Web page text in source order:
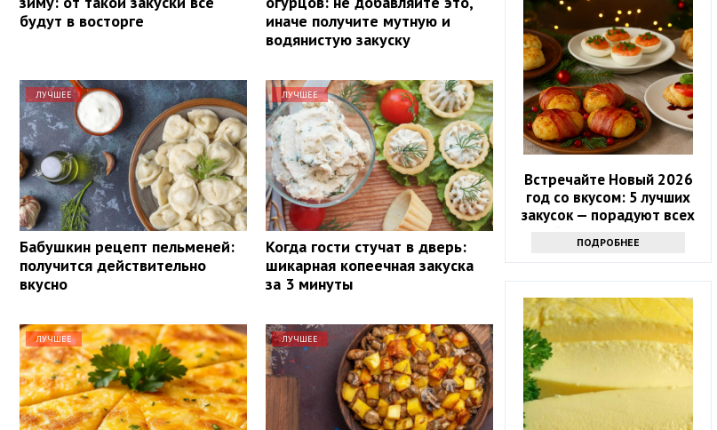
будут в восторге
иначе получите мутную и
водянистую закуску
ЛУЧШЕЕ
Бабушкин рецепт пельменей:
получится действительно
вкусно
ЛУЧШЕЕ
Когда гости стучат в дверь:
шикарная копеечная закуска
за 3 минуты
ЛУЧШЕЕ ЛУЧШЕЕ
Встречайте Новый 2026
год со вкусом: 5 лучших
закусок — порадуют всех
гостей и Огненную Лошадь
ПОДРОБНЕЕ